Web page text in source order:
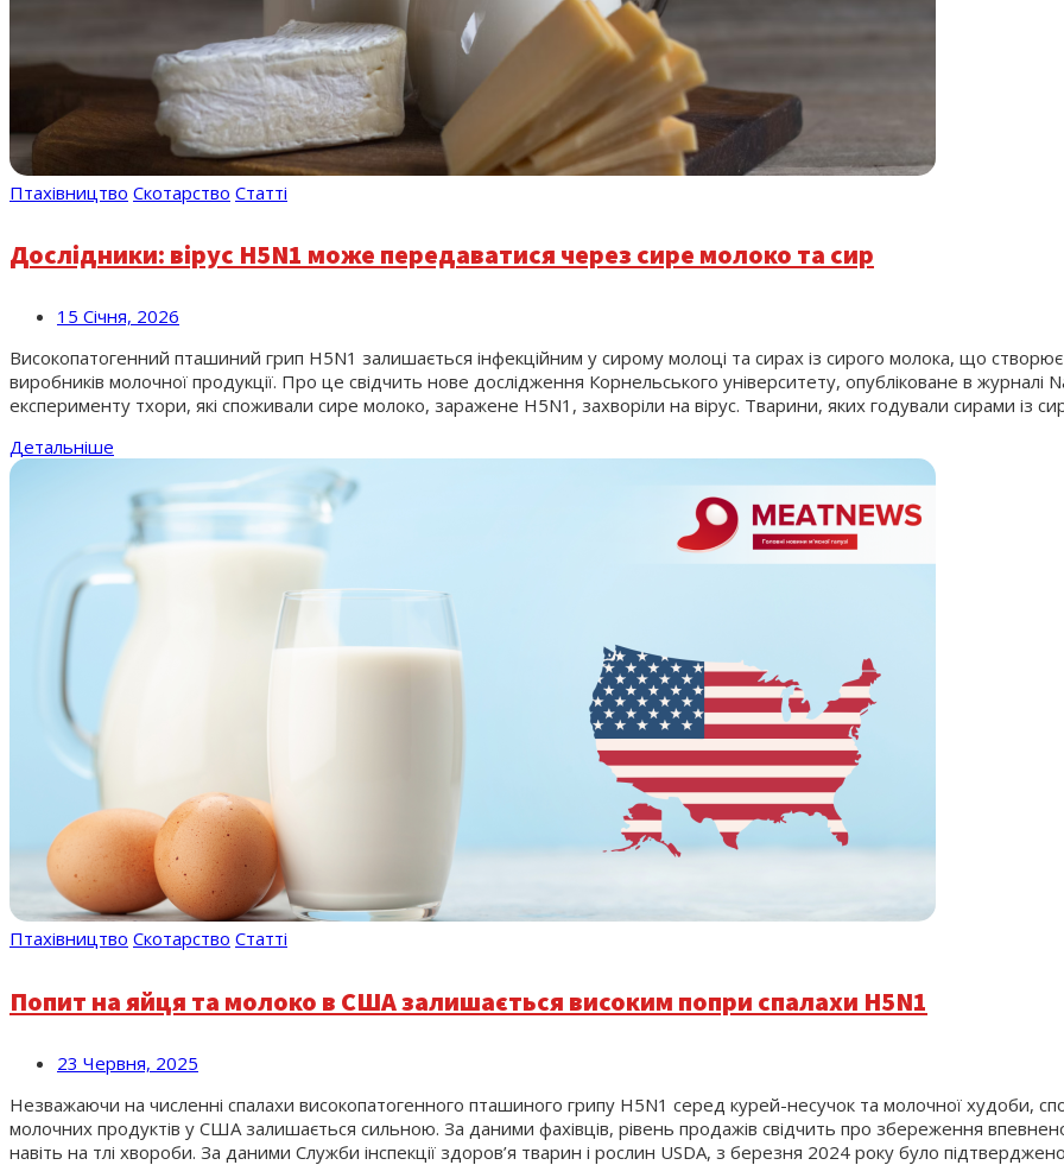
Птахівництво Скотарство Статті
Дослідники: вірус H5N1 може передаватися через сире молоко та сир
15 Січня, 2026
Високопатогенний пташиний грип H5N1 залишається інфекційним у сирому молоці та сирах із сирого молока, що створює
виробників молочної продукції. Про це свідчить нове дослідження Корнельського університету, опубліковане в журналі
експерименту тхори, які споживали сире молоко, заражене H5N1, захворіли на вірус. Тварини, яких годували сирами із
Детальніше
Птахівництво Скотарство Статті
Попит на яйця та молоко в США залишається високим попри спалахи H5N1
23 Червня, 2025
Незважаючи на численні спалахи високопатогенного пташиного грипу H5N1 серед курей-несучок та молочної худоби,
молочних продуктів у США залишається сильною. За даними фахівців, рівень продажів свідчить про збереження
навіть на тлі хвороби. За даними Служби інспекції здоров’я тварин і рослин USDA, з березня 2024 року було